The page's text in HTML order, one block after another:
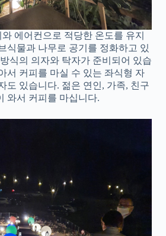
에어컨으로 적당한 온도를 유지
식물과 나무로 공기를 정화하고 있
식의 의자와 탁자가 준비되어 있습
서 커피를 마실 수 있는 좌식형 자
도 있습니다. 젊은 연인, 가족, 친구
와서 커피를 마십니다.